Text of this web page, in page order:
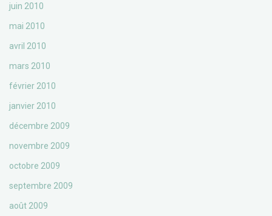
juin 2010
mai 2010
avril 2010
mars 2010
février 2010
janvier 2010
décembre 2009
novembre 2009
octobre 2009
septembre 2009
août 2009